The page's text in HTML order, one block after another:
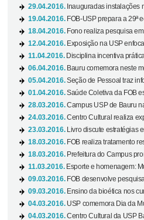
29.04.2016. Inauguradas instalações
19.04.2016. FOB-USP prepara a 29ª
18.04.2016. Fono realiza pesquisa
12.04.2016. Exposição na USP
11.04.2016. Disciplina incentiva
06.04.2016. Bauru comemora neste
05.04.2016.Seção de Pessoal traz
01.04.2016.Saúde Coletiva da FOB
28.03.2016.Campus USP de Bauru
24.03.2016.Centro Cultural realiza
23.03.2016.
Livro discute estratégias
18.03.2016. FOB realiza tratamento
18.03.2016. Prefeitura do Campus
11.03.2016. Esporte e homenagem:
09.03.2016. FOB desenvolve
09.03.2016. Ensino da bioética nos
04.03.2016. USP comemora Dia da
04.03.2016.Centro Cultural da USP